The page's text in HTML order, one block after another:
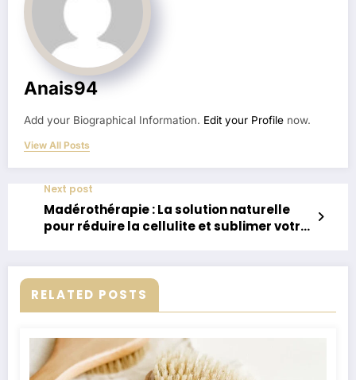
Anais94
Add your Biographical Information. Edit your Profile now.
View All Posts
Next post
Madérothérapie : La solution naturelle
pour réduire la cellulite et sublimer votre
RELATED POSTS